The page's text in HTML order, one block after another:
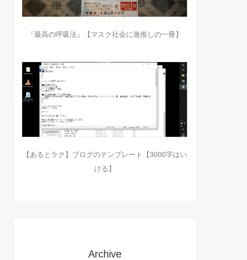
『最高の呼吸法』【マスク社会に激推しの一冊】
【あるとラク】ブログのテンプレート【3000字はい
ける】
Archive